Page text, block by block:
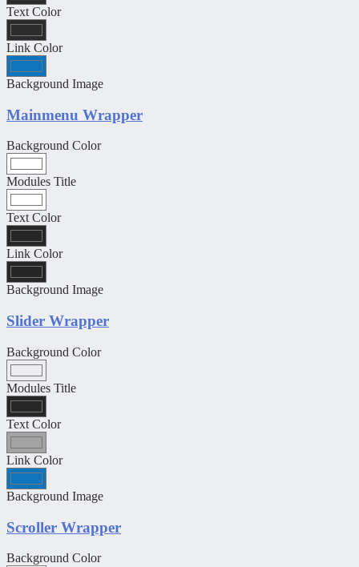
Text Color
Link Color
Background Image
Mainmenu Wrapper
Background Color
Modules Title
Text Color
Link Color
Background Image
Slider Wrapper
Background Color
Modules Title
Text Color
Link Color
Background Image
Scroller Wrapper
Background Color